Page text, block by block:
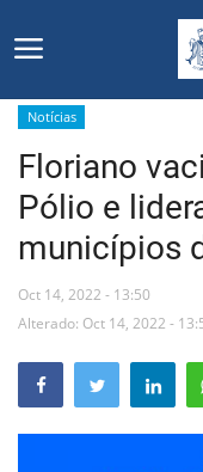
Início
Editais
Floriano
Mural de Licitações
Notícias
Floriano
Pólio e
municípios
Oct 14, 2022 - 13:50
Alterado: Oct 14, 2022 -